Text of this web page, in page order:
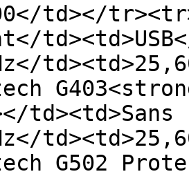
td></
td><td>Sans
G502